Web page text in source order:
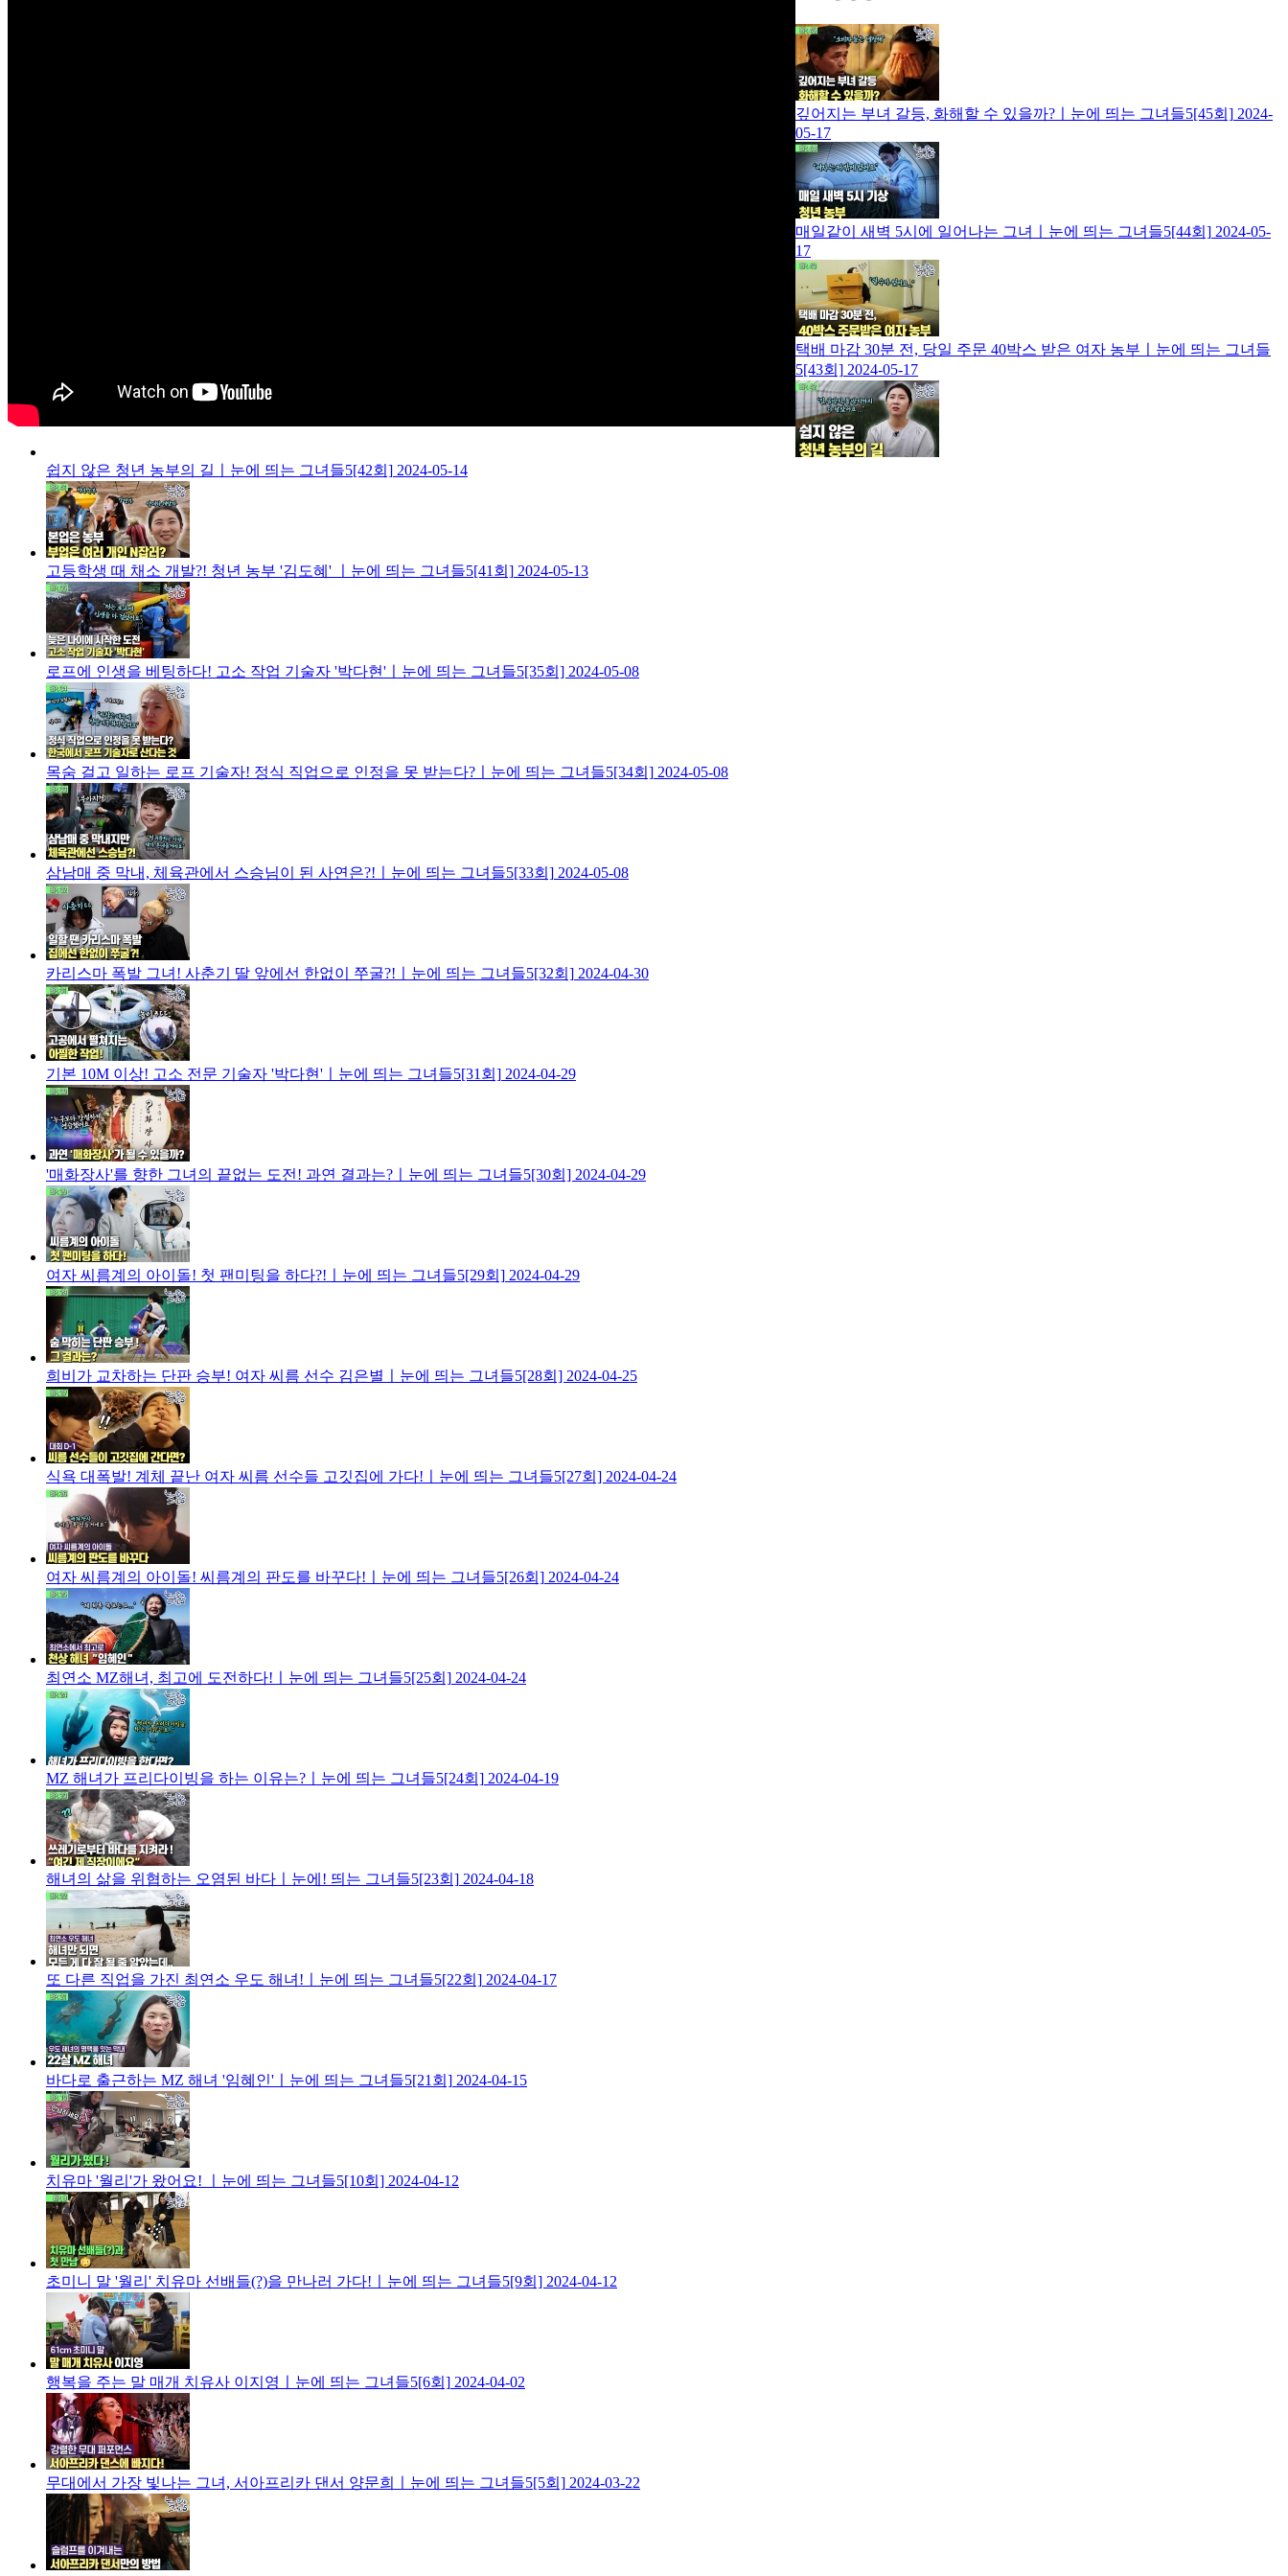
깊어지는 부녀 갈등, 화해할 수 있을까?ㅣ눈에 띄는 그녀들5[45회] 2024-
05-17
매일같이 새벽 5시에 일어나는 그녀ㅣ눈에 띄는 그녀들5[44회] 2024-05-
17
택배 마감 30분 전, 당일 주문 40박스 받은 여자 농부ㅣ눈에 띄는 그녀들
5[43회] 2024-05-17
쉽지 않은 청년 농부의 길ㅣ눈에 띄는 그녀들5[42회] 2024-05-14
고등학생 때 채소 개발?! 청년 농부 '김도혜' ㅣ눈에 띄는 그녀들5[41회] 2024-05-13
로프에 인생을 베팅하다! 고소 작업 기술자 '박다현'ㅣ눈에 띄는 그녀들5[35회] 2024-05-08
목숨 걸고 일하는 로프 기술자! 정식 직업으로 인정을 못 받는다?ㅣ눈에 띄는 그녀들5[34회] 2024-05-08
삼남매 중 막내, 체육관에서 스승님이 된 사연은?!ㅣ눈에 띄는 그녀들5[33회] 2024-05-08
카리스마 폭발 그녀! 사춘기 딸 앞에선 한없이 쭈굴?!ㅣ눈에 띄는 그녀들5[32회] 2024-04-30
기본 10M 이상! 고소 전문 기술자 '박다현'ㅣ눈에 띄는 그녀들5[31회] 2024-04-29
'매화장사'를 향한 그녀의 끝없는 도전! 과연 결과는?ㅣ눈에 띄는 그녀들5[30회] 2024-04-29
여자 씨름계의 아이돌! 첫 팬미팅을 하다?!ㅣ눈에 띄는 그녀들5[29회] 2024-04-29
희비가 교차하는 단판 승부! 여자 씨름 선수 김은별ㅣ눈에 띄는 그녀들5[28회] 2024-04-25
식욕 대폭발! 계체 끝난 여자 씨름 선수들 고깃집에 가다!ㅣ눈에 띄는 그녀들5[27회] 2024-04-24
여자 씨름계의 아이돌! 씨름계의 판도를 바꾸다!ㅣ눈에 띄는 그녀들5[26회] 2024-04-24
최연소 MZ해녀, 최고에 도전하다!ㅣ눈에 띄는 그녀들5[25회] 2024-04-24
MZ 해녀가 프리다이빙을 하는 이유는?ㅣ눈에 띄는 그녀들5[24회] 2024-04-19
해녀의 삶을 위협하는 오염된 바다ㅣ눈에! 띄는 그녀들5[23회] 2024-04-18
또 다른 직업을 가진 최연소 우도 해녀!ㅣ눈에 띄는 그녀들5[22회] 2024-04-17
바다로 출근하는 MZ 해녀 '임혜인'ㅣ눈에 띄는 그녀들5[21회] 2024-04-15
치유마 '월리'가 왔어요! ㅣ눈에 띄는 그녀들5[10회] 2024-04-12
초미니 말 '월리' 치유마 선배들(?)을 만나러 가다!ㅣ눈에 띄는 그녀들5[9회] 2024-04-12
행복을 주는 말 매개 치유사 이지영ㅣ눈에 띄는 그녀들5[6회] 2024-04-02
무대에서 가장 빛나는 그녀, 서아프리카 댄서 양문희ㅣ눈에 띄는 그녀들5[5회] 2024-03-22